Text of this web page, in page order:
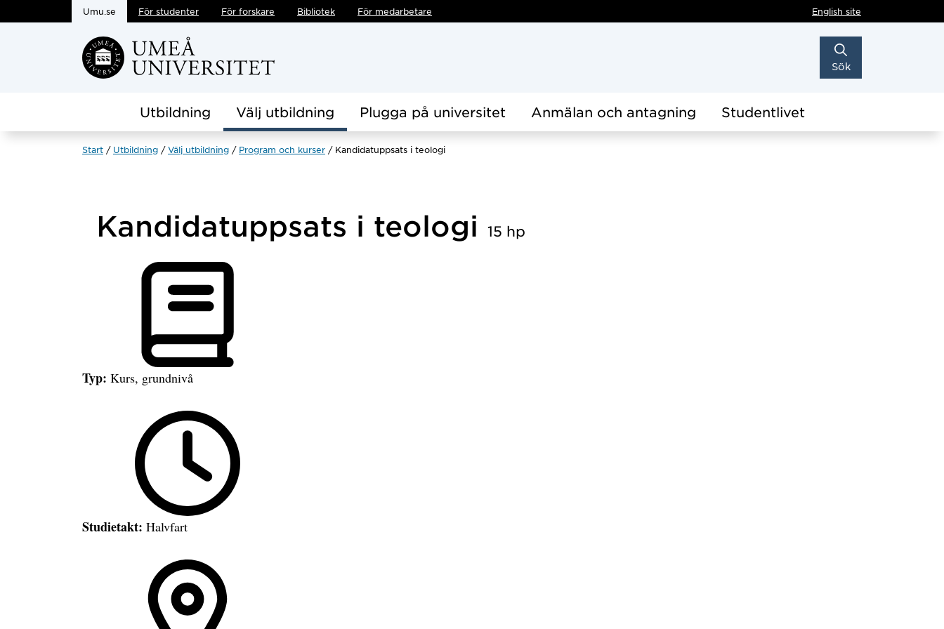
Hoppa direkt till innehållet
Umu.se För studenter För forskare Bibliotek För medarbetare English site
Sök
Utbildning Välj utbildning Plugga på universitet Anmälan och antagning Studentlivet
Start Utbildning Välj utbildning Program och kurser Kandidatuppsats i teologi
Kandidatuppsats i teologi 15 hp
Typ: Kurs, grundnivå
Studietakt: Halvfart